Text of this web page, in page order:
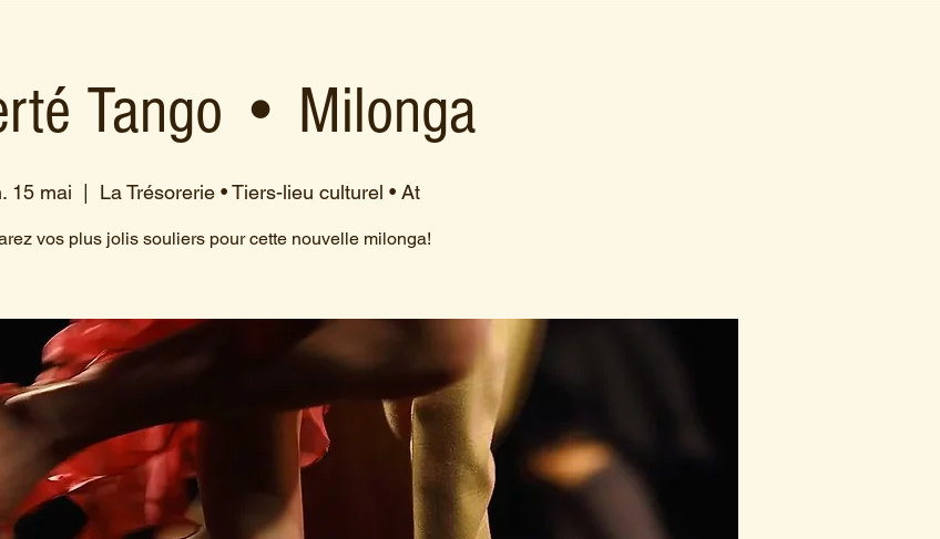
Tango • Milonga
15 mai
  |
La Trésorerie • Tiers-lieu culturel • At
vos plus jolis souliers pour cette nouvelle milonga!